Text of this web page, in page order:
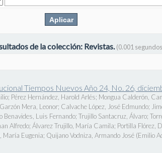
de la colección: Revistas.(0.001
Tiempos Nuevos Año 24, No. 26,
; Pérez Hernández, Harold Arlés; Mongua Calderón,
Garzón Mera, Leonor; Calvache López, José Edmundo;
Benavides, Luis Fernando; Trujillo Santacruz, Álvaro;
Alfredo; Álvarez Trujillo, María Camila; Portilla Flórez,
María Eugenia; Quijano Vodniza, Armando José (Emilio